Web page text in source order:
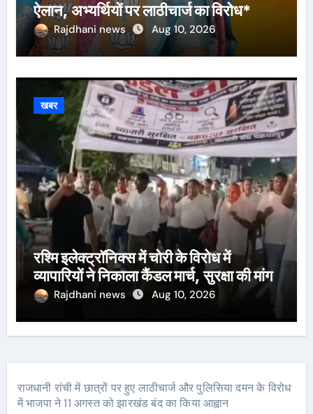
ऐलान, अभ्यर्थियों पर लाठीचार्ज का विरोध*
Rajdhani news Aug 10, 2026
खबर
रश्मि इलेक्ट्रॉनिक्स में चोरी के विरोध में
व्यापारियों ने निकाला कैंडल मार्च, सुरक्षा की मांग
Rajdhani news Aug 10, 2026
राजधानी रांची में छात्रों पर हुए लाठीचार्ज और पुलिसिया दमन के विरोध
में भाजपा ने 11 अगस्त को झारखंड बंद का किया आह्वान